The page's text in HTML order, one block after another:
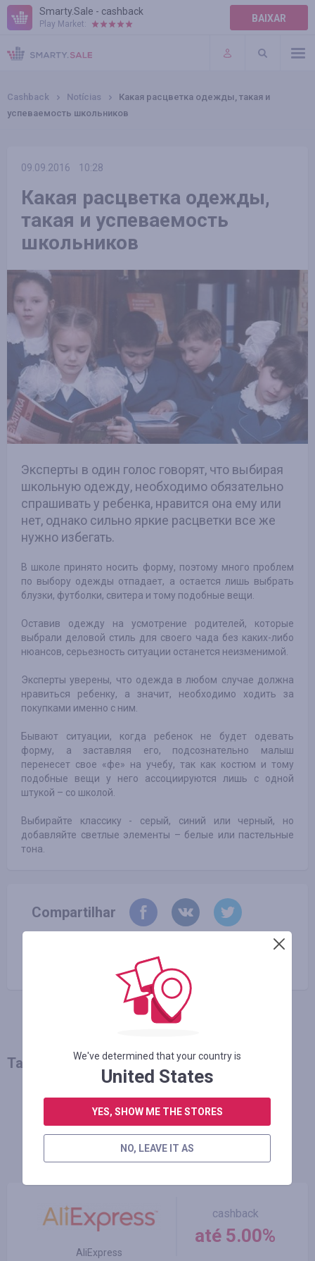
Smarty.Sale - cashback
Play Market: BAIXAR
AJUDA
TERMOS DE USO
Cashback Notícias
Какая расцветка одежды, такая и
успеваемость школьников
09.09.2016 10:28
Какая расцветка одежды,
такая и успеваемость
школьников
Эксперты в один голос говорят, что выбирая
школьную одежду, необходимо обязательно
спрашивать у ребенка, нравится она ему или
нет, однако сильно яркие расцветки все же
нужно избегать.
В школе принято носить форму, поэтому много проблем
по выбору одежды отпадает, а остается лишь выбрать
блузки, футболки, свитера и тому подобные вещи.
Оставив одежду на усмотрение родителей, которые
выбрали деловой стиль для своего чада без каких-либо
нюансов, серьезность ситуации останется неизменимой.
Эксперты уверены, что одежда в любом случае должна
нравиться ребенку, а значит, необходимо ходить за
покупками именно с ним.
Бывают ситуации, когда ребенок не будет одевать
форму, а заставляя его, подсознательно малыш
перенесет свое «фе» на учебу, так как костюм и тому
подобные вещи у него ассоциируются лишь с одной
штукой – со школой.
Выбирайте классику - серый, синий или черный, но
добавляйте светлые элементы – белые или пастельные
тона.
Compartilhar
Copiar o link
Talvez você também goste
MAIS NOTÍCIAS
Melhores lojas
AliExpress
cashback
até 5.00%
We've determined that your country is
United States
YES, SHOW ME THE STORES
NO, LEAVE IT AS